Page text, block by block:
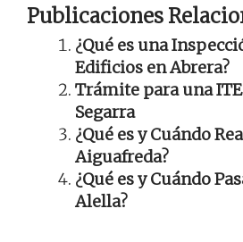
Publicaciones
¿Qué es una
Edificios en Abrera?
Trámite para una
Segarra
¿Qué es y Cuándo
Aiguafreda?
¿Qué es y Cuándo
Alella?